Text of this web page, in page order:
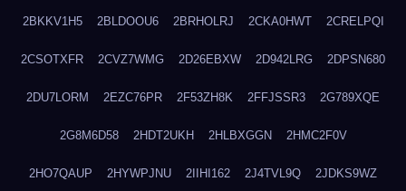
2BKKV1H5 2BLDOOU6 2BRHOLRJ 2CKA0HWT 2CRELPQI
2CSOTXFR 2CVZ7WMG 2D26EBXW 2D942LRG 2DPSN680
2DU7LORM 2EZC76PR 2F53ZH8K 2FFJSSR3 2G789XQE
2G8M6D58 2HDT2UKH 2HLBXGGN 2HMC2F0V
2HO7QAUP 2HYWPJNU 2IIHI162 2J4TVL9Q 2JDKS9WZ